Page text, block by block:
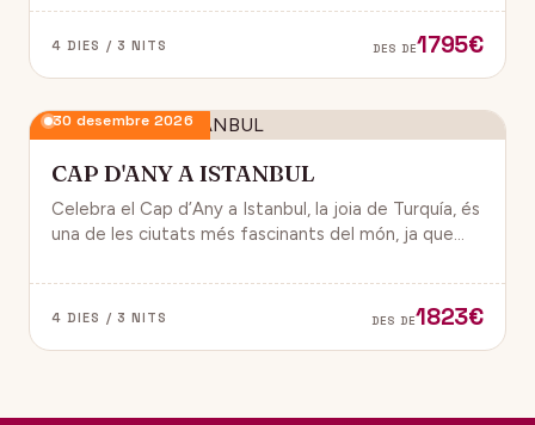
destinacions nadalenques d’Europa.
4 DIES / 3 NITS DES DE1795€
30 desembre 2026
CAP D'ANY A ISTANBUL
Celebra el Cap d’Any a Istanbul, la joia de Turquía, és
una de les ciutats més fascinants del món, ja que
gaudir d’un ambient de festa i alegría.
4 DIES / 3 NITS DES DE1823€